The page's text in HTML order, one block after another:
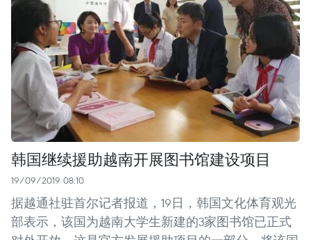
韩国继续援助越南开展图书馆建设项目
19/09/2019 08:10
据越通社驻首尔记者报道，19日，韩国文化体育观光
部表示，该国为越南大学生新建的3家图书馆已正式